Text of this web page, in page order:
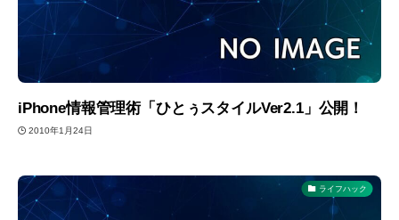
iPhone情報管理術「ひとぅスタイルVer2.1」公開！
2010年1月24日
ライフハック